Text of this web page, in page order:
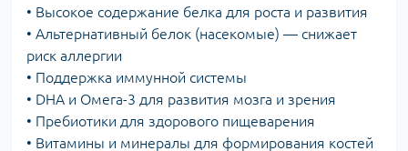
• Высокое содержание белка для роста и развития
• Альтернативный белок (насекомые) — снижает
риск аллергии
• Поддержка иммунной системы
• DHA и Омега-3 для развития мозга и зрения
• Пребиотики для здорового пищеварения
• Витамины и минералы для формирования костей